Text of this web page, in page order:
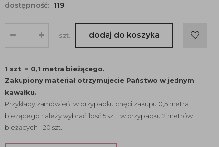
dostępność: 119
szt. dodaj do koszyka
1 szt. = 0,1 metra bieżącego.
Zakupiony materiał otrzymujecie Państwo w jednym
kawałku.
Przykłady zamówień: w przypadku chęci zakupu 0,5 metra
bieżącego należy wybrać ilość 5 szt., w przypadku 2 metrów
bieżących - 20 szt.